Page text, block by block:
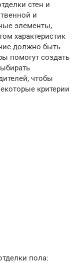
стен и
и
элементы,
характеристик
должно быть
помогут создать
чтобы
критерии
пола: